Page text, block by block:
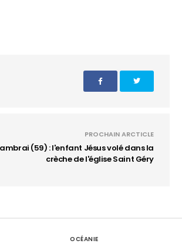
PROCHAIN ARCTICLE
(59) : l'enfant Jésus volé dans la
crèche de l'église Saint Géry
OCÉANIE